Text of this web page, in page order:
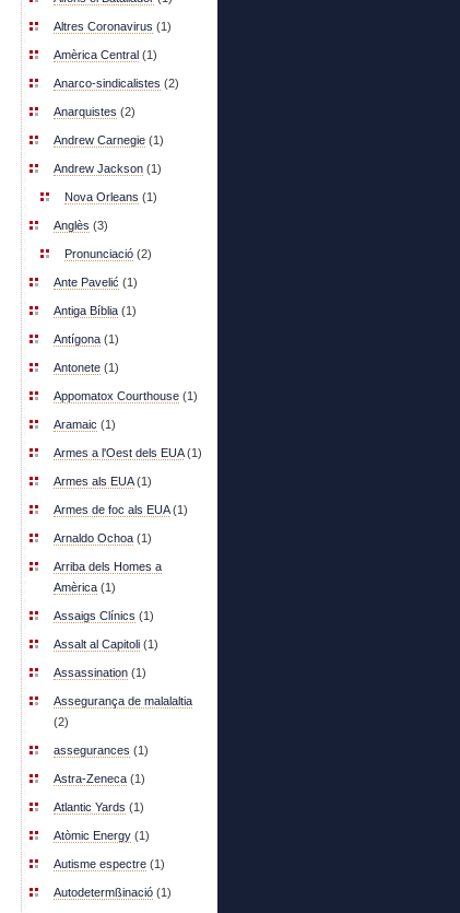
Altres Coronavirus (1)
Amèrica Central (1)
Anarco-sindicalistes (2)
Anarquistes (2)
Andrew Carnegie (1)
Andrew Jackson (1)
Nova Orleans (1)
Anglès (3)
Pronunciació (2)
Ante Pavelić (1)
Antiga Bíblia (1)
Antígona (1)
Antonete (1)
Appomatox Courthouse (1)
Aramaic (1)
Armes a l'Oest dels EUA(1)
Armes als EUA(1)
Armes de foc als EUA(1)
Arnaldo Ochoa (1)
Arriba dels Homes a
Amèrica (1)
Assaigs Clínics (1)
Assalt al Capitoli (1)
Assassination (1)
Assegurança de malalaltia
(2)
assegurances (1)
Astra-Zeneca (1)
Atlantic Yards (1)
Atòmic Energy (1)
Autisme espectre (1)
Autodetermßinació (1)